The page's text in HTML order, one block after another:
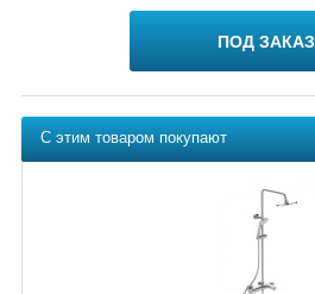
ПОД ЗАКАЗ
С этим товаром покупают